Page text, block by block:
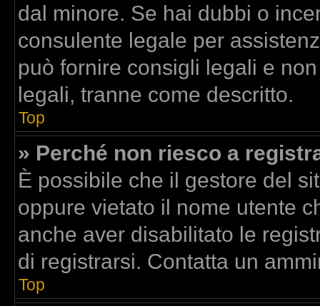
dal minore. Se hai dubbi o
consulente legale per
può fornire consigli legali e
legali, tranne come descritto.
Top
» Perché non riesco a
È possibile che il gestore del
oppure vietato il nome utente
anche aver disabilitato le
di registrarsi. Contatta un
Top